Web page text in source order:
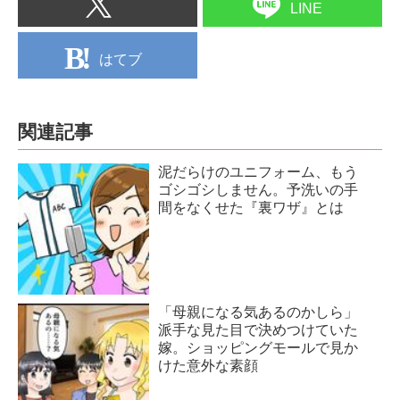
LINE
はてブ
関連記事
泥だらけのユニフォーム、もう
ゴシゴシしません。予洗いの手
間をなくせた『裏ワザ』とは
「母親になる気あるのかしら」
派手な見た目で決めつけていた
嫁。ショッピングモールで見か
けた意外な素顔